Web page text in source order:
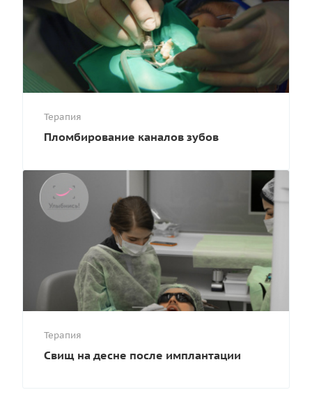
Терапия
Пломбирование каналов зубов
Терапия
Свищ на десне после имплантации